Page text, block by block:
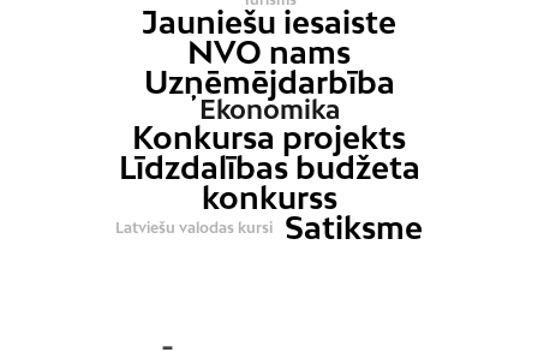
Jauniešu iesaiste
NVO nams
Uzņēmējdarbība
Ekonomika
Konkursa projekts
Līdzdalības budžeta
konkurss
Latviešu valodas kursi Satiksme